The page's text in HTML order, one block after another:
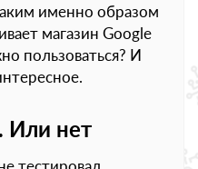
именно образом
магазин Google
пользоваться? И
Или нет